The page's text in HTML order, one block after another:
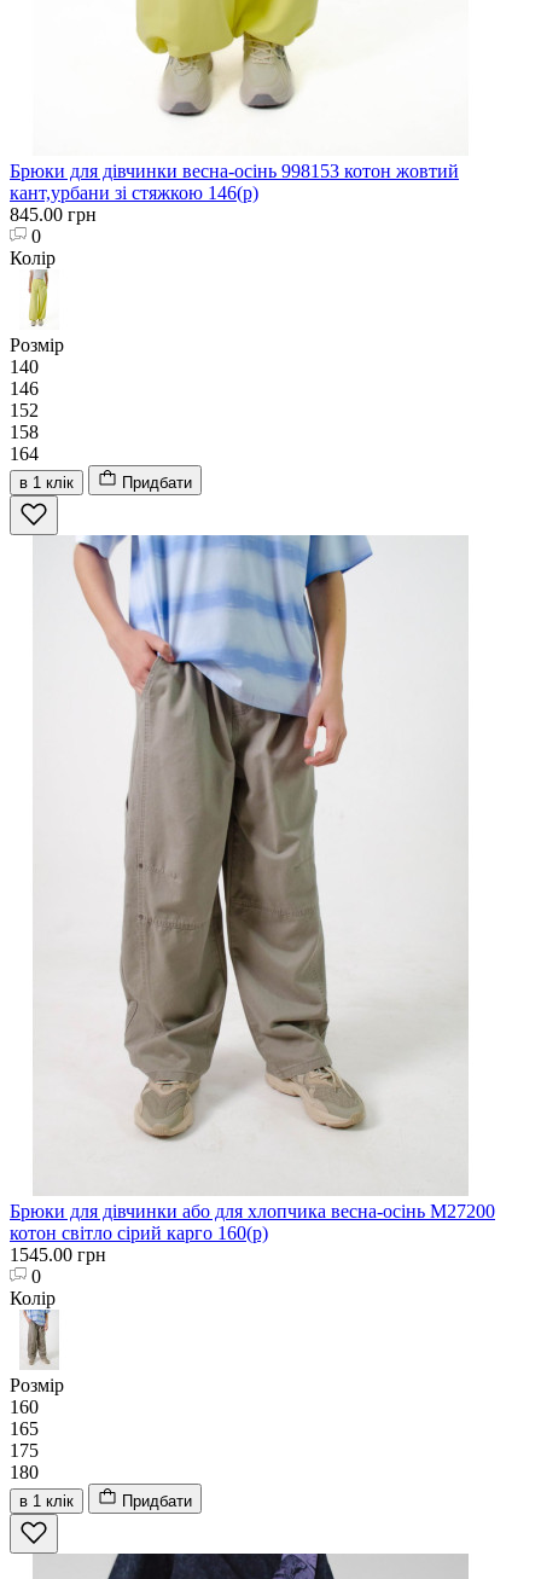
Брюки для дівчинки весна-осінь 998153 котон жовтий
кант,урбани зі стяжкою 146(р)
845.00 грн
0
Колір
Розмір
140
146
152
158
164
в 1 клік Придбати
Брюки для дівчинки або для хлопчика весна-осінь M27200
котон світло сірий карго 160(р)
1545.00 грн
0
Колір
Розмір
160
165
175
180
в 1 клік Придбати